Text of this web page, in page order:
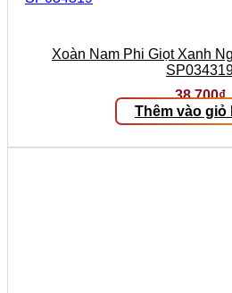
Xoàn Nam Phi Giọt Xanh
38.700₫
Thêm vào giỏ